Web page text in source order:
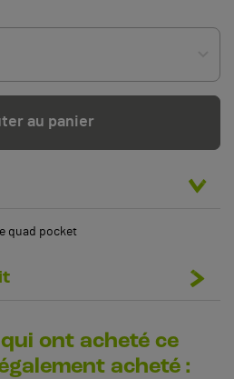
au panier
quad pocket
ont acheté ce
acheté :